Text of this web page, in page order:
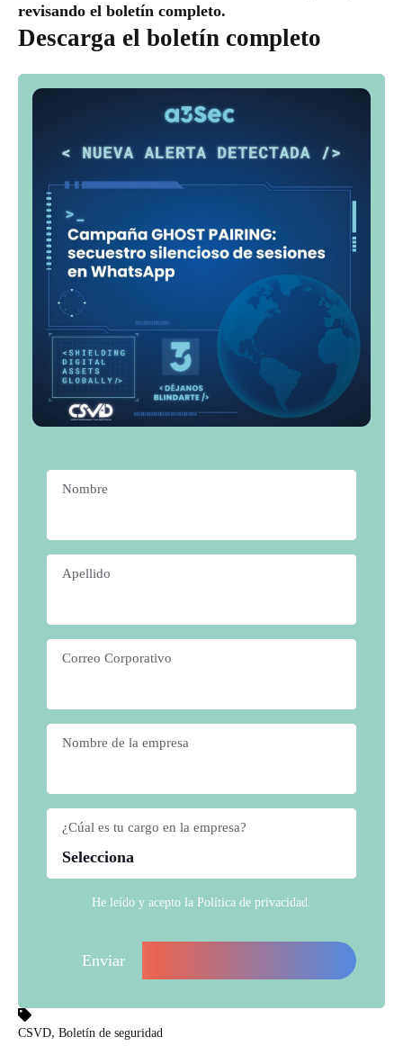
revisando el boletín completo.
Descarga el boletín completo
Nombre
Apellido
Correo Corporativo
Nombre de la empresa
¿Cúal es tu cargo en la empresa?
He leído y acepto la Política de privacidad
CSVD, Boletín de seguridad